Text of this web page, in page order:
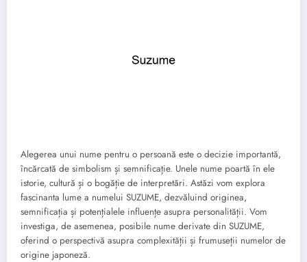
Alegerea unui nume pentru o persoană este o decizie importantă,
încărcată de simbolism și semnificație. Unele nume poartă în ele
istorie, cultură și o bogăție de interpretări. Astăzi vom explora
fascinanta lume a numelui SUZUME, dezvăluind originea,
semnificația și potențialele influențe asupra personalității. Vom
investiga, de asemenea, posibile nume derivate din SUZUME,
oferind o perspectivă asupra complexității și frumuseții numelor de
origine japoneză.